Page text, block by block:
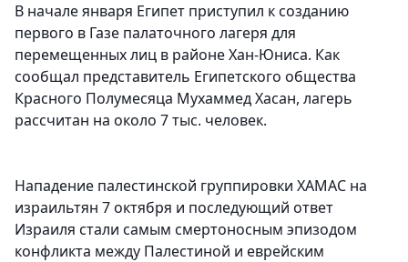
В начале января Египет приступил к созданию
первого в Газе палаточного лагеря для
перемещенных лиц в районе Хан-Юниса. Как
сообщал представитель Египетского общества
Красного Полумесяца Мухаммед Хасан, лагерь
рассчитан на около 7 тыс. человек.
Нападение палестинской группировки ХАМАС на
израильтян 7 октября и последующий ответ
Израиля стали самым смертоносным эпизодом
конфликта между Палестиной и еврейским